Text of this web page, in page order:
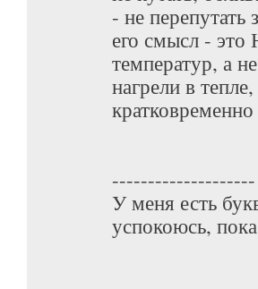
- не перепутать
его смысл -
температур, а
нагрели в
--------------------
У меня есть
успокоюсь,